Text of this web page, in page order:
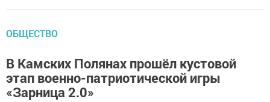
ОБЩЕСТВО
В Камских Полянах прошёл кустовой
этап военно-патриотической игры
«Зарница 2.0»